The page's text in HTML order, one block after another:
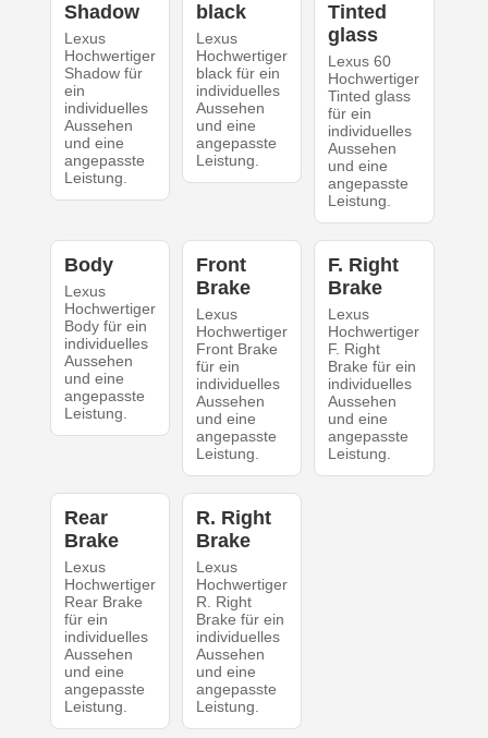
Shadow
Lexus
Hochwertiger
Shadow für
ein
individuelles
Aussehen
und eine
angepasste
Leistung.
black
Lexus
Hochwertiger
black für ein
individuelles
Aussehen
und eine
angepasste
Leistung.
Tinted
glass
Lexus 60
Hochwertiger
Tinted glass
für ein
individuelles
Aussehen
und eine
angepasste
Leistung.
Body
Lexus
Hochwertiger
Body für ein
individuelles
Aussehen
und eine
angepasste
Leistung.
Front
Brake
Lexus
Hochwertiger
Front Brake
für ein
individuelles
Aussehen
und eine
angepasste
Leistung.
F. Right
Brake
Lexus
Hochwertiger
F. Right
Brake für ein
individuelles
Aussehen
und eine
angepasste
Leistung.
Rear
Brake
Lexus
Hochwertiger
Rear Brake
für ein
individuelles
Aussehen
und eine
angepasste
Leistung.
R. Right
Brake
Lexus
Hochwertiger
R. Right
Brake für ein
individuelles
Aussehen
und eine
angepasste
Leistung.